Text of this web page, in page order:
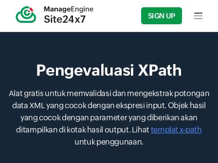
SIGN UP Input
Pengevaluasi XPath
Alat gratis untuk memvalidasi dan mengekstrak potongan
data XML yang cocok dengan ekspresi input. Objek hasil
yang cocok dengan parameter yang diberikan akan
ditampilkan di kotak hasil output. Lihat templat x-path
untuk penggunaan.